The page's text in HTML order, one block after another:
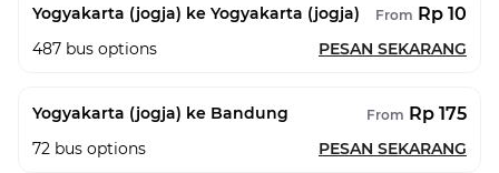
Yogyakarta (jogja) ke Yogyakarta (jogja) From Rp 10
487 bus options PESAN SEKARANG
Yogyakarta (jogja) ke Bandung From Rp 175
72 bus options PESAN SEKARANG